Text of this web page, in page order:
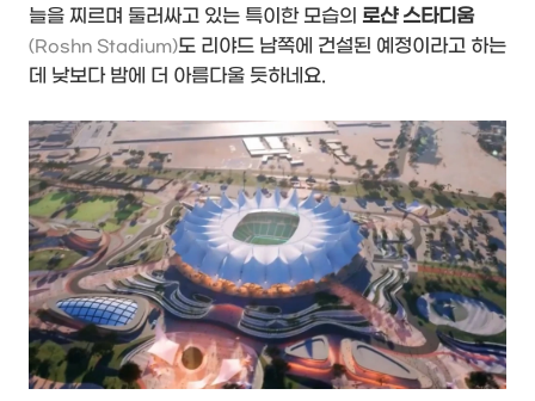
늘을 찌르며 둘러싸고 있는 특이한 모습의 로샨 스타디움
(Roshn Stadium)도 리야드 남쪽에 건설된 예정이라고 하는
데 낮보다 밤에 더 아름다울 듯하네요.